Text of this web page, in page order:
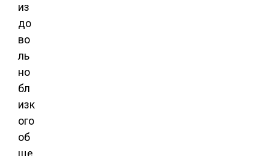
из
до
во
ль
но
бл
изк
ого
об
ще